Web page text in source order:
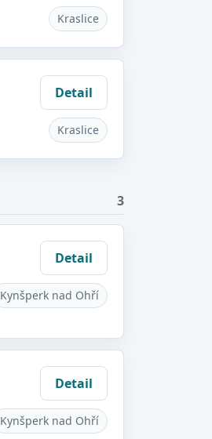
Kraslice
Detail
Kraslice
3
Detail
Kynšperk nad Ohří
Detail
Kynšperk nad Ohří